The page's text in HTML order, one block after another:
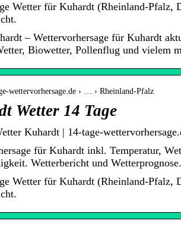
Wetter für Kuhardt (Rheinland-Pfalz,
– Wettervorhersage für Kuhardt
Biowetter, Pollenflug und vielem
wettervorhersage.de › … › Rheinland-Pfalz
Wetter 14 Tage
Kuhardt | 14-tage-
für Kuhardt inkl. Temperatur,
Wetterbericht und Wetterprognose.
Wetter für Kuhardt (Rheinland-Pfalz,